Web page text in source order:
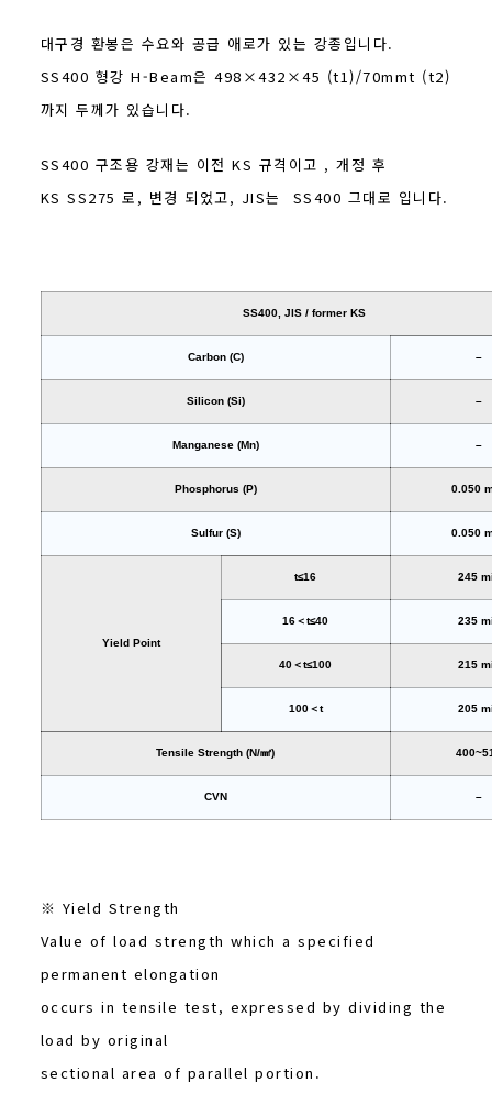
대구경 환봉은 수요와 공급 애로가 있는 강종입니다.
SS400 형강 H-Beam은 498×432×45 (t1)/70mmt (t2)
까지 두께가 있습니다.
SS400 구조용 강재는 이전 KS 규격이고 , 개정 후
KS SS275 로, 변경 되었고, JIS는 SS400 그대로 입니다.
SS400, JIS / former KS
Carbon (C) –
Silicon (Si) –
Manganese (Mn) –
Phosphorus (P) 0.050
Sulfur (S) 0.050
Yield Point
t≤16 245
16＜t≤40 235
40＜t≤100 215
100＜t 205
Tensile Strength (N/㎟)
CVN –
※ Yield Strength
Value of load strength which a specified
permanent elongation
occurs in tensile test, expressed by dividing the
load by original
sectional area of parallel portion.